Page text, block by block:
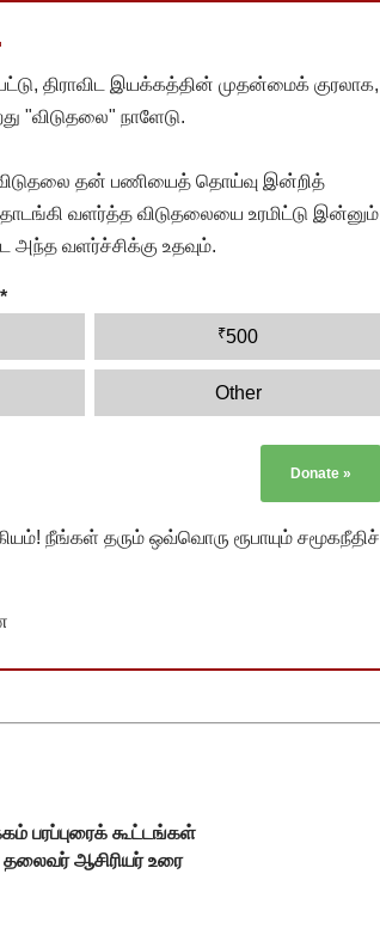
திராவிட இயக்கத்தின் முதன்மைக் குரலாக,
"விடுதலை" நாளேடு.
விடுதலை தன் பணியைத் தொய்வு இன்றித்
வளர்த்த விடுதலையை உரமிட்டு இன்னும்
வளர்ச்சிக்கு உதவும்.
*
₹500
Other
Donate »
நீங்கள் தரும் ஒவ்வொரு ரூபாயும் சமூகநீதிச்
பரப்புரைக் கூட்டங்கள்
தலைவர் ஆசிரியர் உரை